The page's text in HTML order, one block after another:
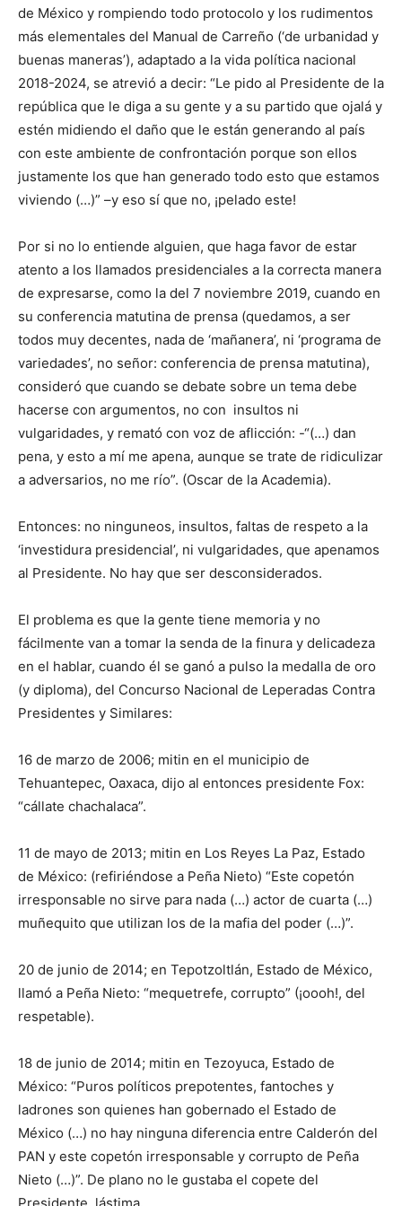
de México y rompiendo todo protocolo y los rudimentos
más elementales del Manual de Carreño (‘de urbanidad y
buenas maneras’), adaptado a la vida política nacional
2018-2024, se atrevió a decir: “Le pido al Presidente de la
república que le diga a su gente y a su partido que ojalá y
estén midiendo el daño que le están generando al país
con este ambiente de confrontación porque son ellos
justamente los que han generado todo esto que estamos
viviendo (…)” –y eso sí que no, ¡pelado este!
Por si no lo entiende alguien, que haga favor de estar
atento a los llamados presidenciales a la correcta manera
de expresarse, como la del 7 noviembre 2019, cuando en
su conferencia matutina de prensa (quedamos, a ser
todos muy decentes, nada de ‘mañanera’, ni ‘programa de
variedades’, no señor: conferencia de prensa matutina),
consideró que cuando se debate sobre un tema debe
hacerse con argumentos, no con insultos ni
vulgaridades, y remató con voz de aflicción: -“(…) dan
pena, y esto a mí me apena, aunque se trate de ridiculizar
a adversarios, no me río”. (Oscar de la Academia).
Entonces: no ninguneos, insultos, faltas de respeto a la
‘investidura presidencial’, ni vulgaridades, que apenamos
al Presidente. No hay que ser desconsiderados.
El problema es que la gente tiene memoria y no
fácilmente van a tomar la senda de la finura y delicadeza
en el hablar, cuando él se ganó a pulso la medalla de oro
(y diploma), del Concurso Nacional de Leperadas Contra
Presidentes y Similares:
16 de marzo de 2006; mitin en el municipio de
Tehuantepec, Oaxaca, dijo al entonces presidente Fox:
“cállate chachalaca”.
11 de mayo de 2013; mitin en Los Reyes La Paz, Estado
de México: (refiriéndose a Peña Nieto) “Este copetón
irresponsable no sirve para nada (…) actor de cuarta (…)
muñequito que utilizan los de la mafia del poder (…)”.
20 de junio de 2014; en Tepotzoltlán, Estado de México,
llamó a Peña Nieto: “mequetrefe, corrupto” (¡oooh!, del
respetable).
18 de junio de 2014; mitin en Tezoyuca, Estado de
México: “Puros políticos prepotentes, fantoches y
ladrones son quienes han gobernado el Estado de
México (…) no hay ninguna diferencia entre Calderón del
PAN y este copetón irresponsable y corrupto de Peña
Nieto (…)”. De plano no le gustaba el copete del